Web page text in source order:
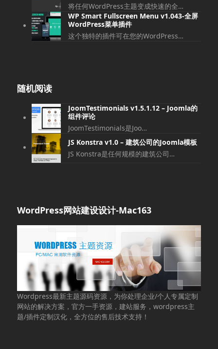
将任何WordPress主题变成快速的全…
WP Smart Fullscreen Menu v1.043-全屏
WordPress菜单插件
这个独特的插件可在您的WordPress…
随机阅读
JoomTestimonials v1.5.1.12 – Joomla的
组件评论
JoomTestimonials是Joo…
JS Konstra v1.0 – 建筑公司的Joomla模板
JS Konstra是任何规模的建筑公司…
WordPress网站建设设计-Mac163
Wordpress最新主题源码资源，为你处理企业/个人专属定制
网站的解决方案，官方一手资源，建站服务，wordpress主
题/插件定制汉化，全方位的售后技术支持！